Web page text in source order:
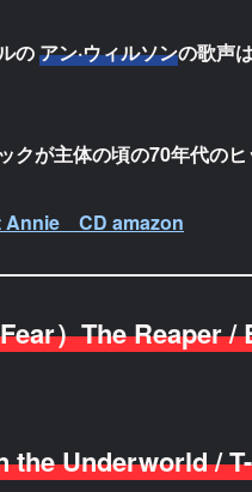
のアン·ウィルソンの歌声
クが主体の頃の70年代のヒ
Annie CD amazon
）The Reaper
the Underworld /